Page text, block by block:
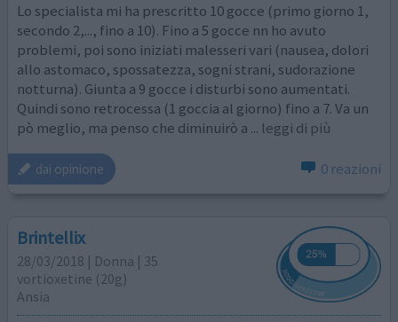
Lo specialista mi ha prescritto 10 gocce (primo giorno 1,
secondo 2,..., fino a 10). Fino a 5 gocce nn ho avuto
problemi, poi sono iniziati malesseri vari (nausea, dolori
allo astomaco, spossatezza, sogni strani, sudorazione
notturna). Giunta a 9 gocce i disturbi sono aumentati.
Quindi sono retrocessa (1 goccia al giorno) fino a 7. Va un
pò meglio, ma penso che diminuirò a ... leggi di più
dai opinione 0 reazioni
Brintellix
28/03/2018 | Donna | 35
vortioxetine (20g)
Ansia